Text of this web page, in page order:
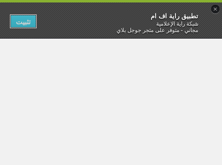
×
تطبيق راية اف ام
شبكة راية الإعلامية
مجاني - متوفر على متجر جوجل بلاي
تثبيت